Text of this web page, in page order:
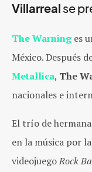
Villarreal se
The Warninges
México. Después
Metallica, The
nacionales e
El trío de
en la música por
videojuegoRock